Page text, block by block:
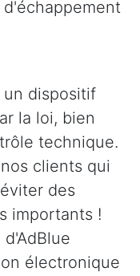
un dispositif
la loi, bien
technique.
clients qui
des
importants !
électronique